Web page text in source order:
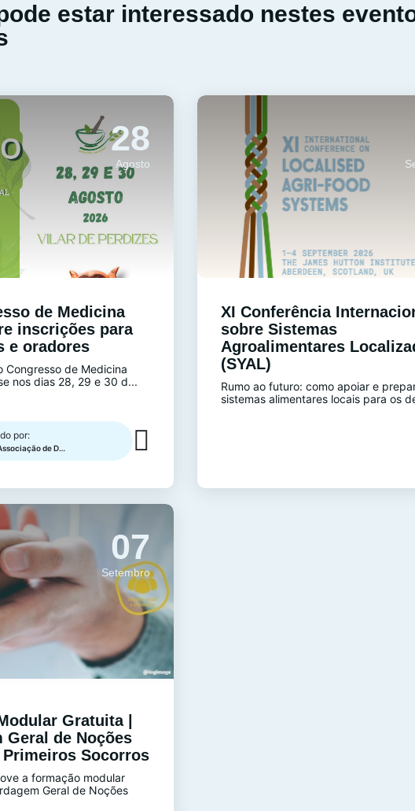
estar interessado nestes
28
Agosto
de Medicina
inscrições para
e oradores
Congresso de Medicina
nos dias 28, 29 e 30 d...
por:
ADPVP – Associação de Defesa do Património de Vilar de Perdizes
XI Conferência
sobre Sistemas
Agroalimentares
(SYAL)
Rumo ao futuro: como apoiar e
sistemas alimentares locais para os
07
Setembro
Gratuita |
Geral de Noções
Primeiros Socorros
a formação modular
Geral de Noções